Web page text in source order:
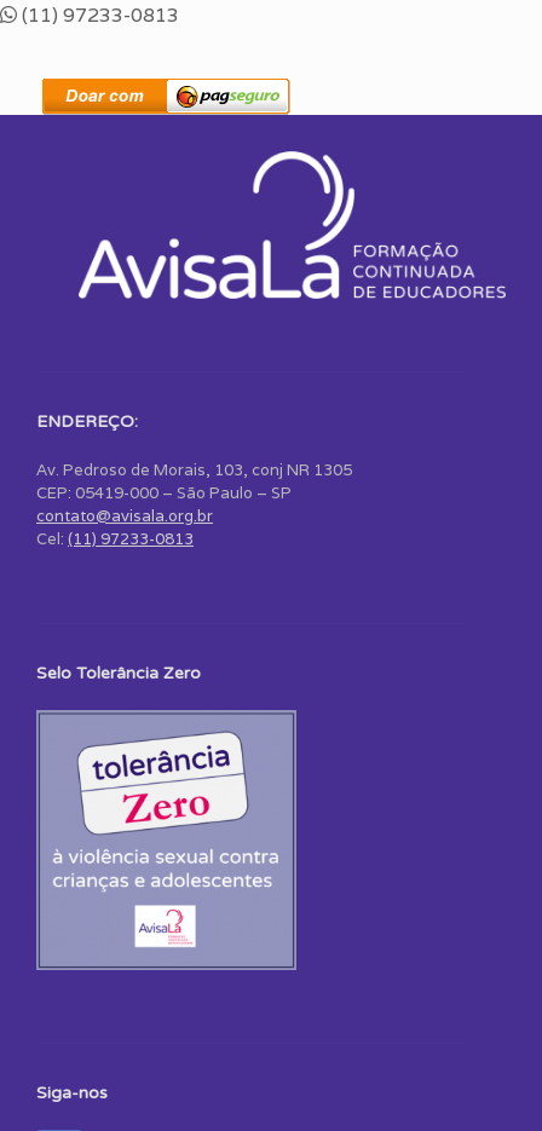
(11) 97233-0813
ENDEREÇO:
Av. Pedroso de Morais, 103, conj NR 1305
CEP: 05419-000 – São Paulo – SP
contato@avisala.org.br
Cel: (11) 97233-0813
Selo Tolerância Zero
Siga-nos